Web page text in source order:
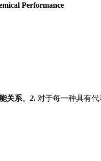
Performance
关系。2. 对于每一种具有